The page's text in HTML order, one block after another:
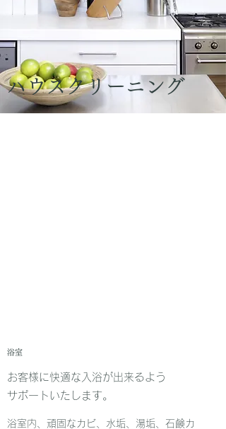
ハウスクリーニング
​​浴室
お客様に快適な入浴が出来るよう
​サポートいたします。
浴室内、頑固なカビ、水垢、湯垢、石鹸カ